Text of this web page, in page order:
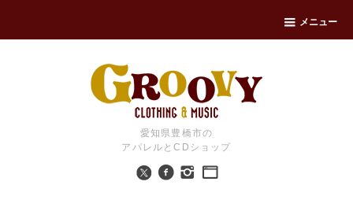
メニュー
愛知県豊橋市の
アパレルとCDショップ